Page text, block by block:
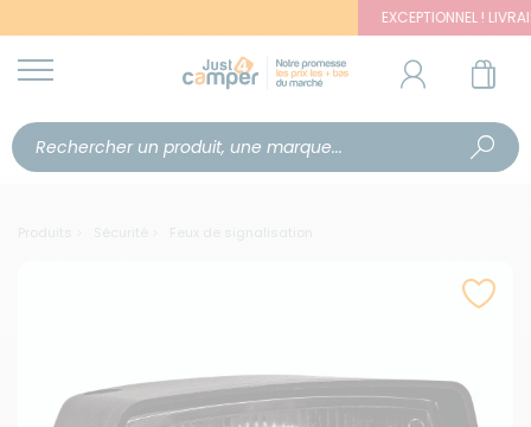
EXCEPTIONNEL ! LIVRAISON
Produits Sécurité Feux de signalisation